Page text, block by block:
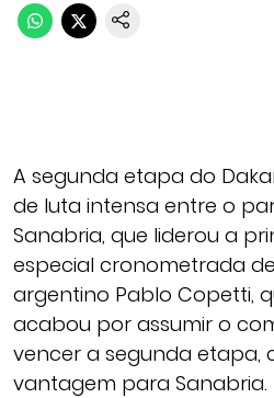
A segunda etapa do
de luta intensa entre o
Sanabria, que liderou a
especial cronometrada
argentino Pablo Copetti,
acabou por assumir o
vencer a segunda etapa,
vantagem para Sanabria.